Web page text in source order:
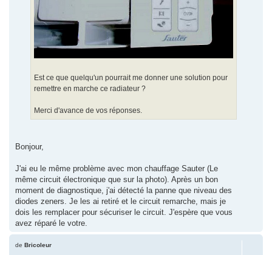
Est ce que quelqu'un pourrait me donner une solution pour
remettre en marche ce radiateur ?
Merci d'avance de vos réponses.
Bonjour,
J'ai eu le même problème avec mon chauffage Sauter (Le
même circuit électronique que sur la photo). Après un bon
moment de diagnostique, j'ai détecté la panne que niveau des
diodes zeners. Je les ai retiré et le circuit remarche, mais je
dois les remplacer pour sécuriser le circuit. J'espère que vous
avez réparé le votre.
de Bricoleur